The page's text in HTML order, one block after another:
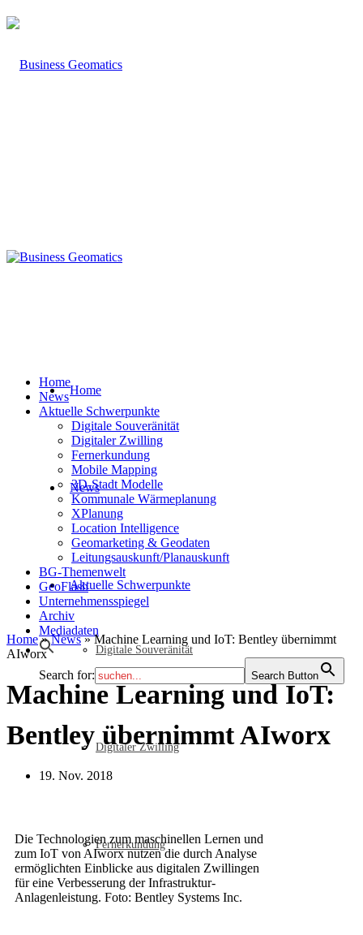
Home
News
Aktuelle Schwerpunkte
Digitale Souveränität
Digitaler Zwilling
Fernerkundung
Home
News
Aktuelle Schwerpunkte
Digitale Souveränität
Digitaler Zwilling
Fernerkundung
Mobile Mapping
3D-Stadt Modelle
Kommunale Wärmeplanung
XPlanung
Location Intelligence
Geomarketing & Geodaten
Leitungsauskunft/Planauskunft
BG-Themenwelt
GeoFlash
Unternehmensspiegel
Archiv
Mediadaten
Search for: Search Button
Home»News»Machine Learning und IoT: Bentley übernimmt
AIworx
Machine Learning und IoT:
Bentley übernimmt AIworx
19. Nov. 2018
Die Technologien zum maschinellen Lernen und
zum IoT von AIworx nutzen die durch Analyse
ermöglichten Einblicke aus digitalen Zwillingen
für eine Verbesserung der Infrastruktur-
Anlagenleistung. Foto: Bentley Systems Inc.